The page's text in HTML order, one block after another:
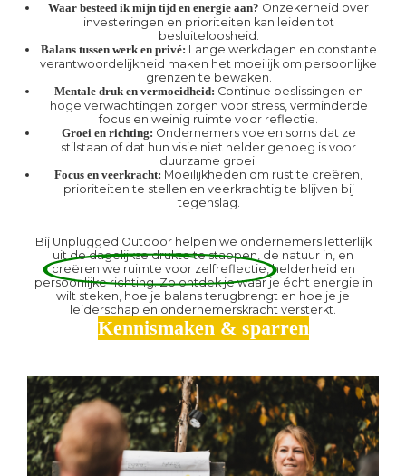
Waar besteed ik mijn tijd en energie aan? Onzekerheid over
investeringen en prioriteiten kan leiden tot
besluiteloosheid.
Balans tussen werk en privé: Lange werkdagen en constante
verantwoordelijkheid maken het moeilijk om persoonlijke
grenzen te bewaken.
Mentale druk en vermoeidheid: Continue beslissingen en
hoge verwachtingen zorgen voor stress, verminderde
focus en weinig ruimte voor reflectie.
Groei en richting: Ondernemers voelen soms dat ze
stilstaan of dat hun visie niet helder genoeg is voor
duurzame groei.
Focus en veerkracht: Moeilijkheden om rust te creëren,
prioriteiten te stellen en veerkrachtig te blijven bij
tegenslag.
Bij Unplugged Outdoor helpen we ondernemers letterlijk
uit de dagelijkse drukte te stappen, de natuur in, en
creëren we ruimte voor zelfreflectie,helderheid en
persoonlijke richting. Zo ontdek je waar je écht energie in
wilt steken, hoe je balans terugbrengt en hoe je je
leiderschap en ondernemerskracht versterkt.
Kennismaken & sparren